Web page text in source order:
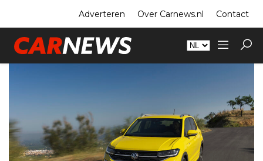
Adverteren Over Carnews.nl Contact